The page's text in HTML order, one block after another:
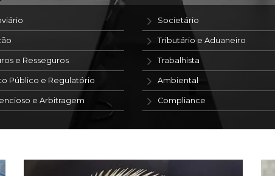
e Resseguros
Público e Regulatório
e Arbitragem
Societário
Tributário e Aduaneiro
Trabalhista
Ambiental
Compliance